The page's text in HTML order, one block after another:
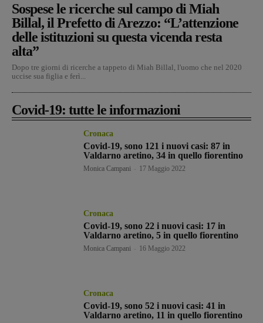
Sospese le ricerche sul campo di Miah
Billal, il Prefetto di Arezzo: “L’attenzione
delle istituzioni su questa vicenda resta
alta”
Dopo tre giorni di ricerche a tappeto di Miah Billal, l'uomo che nel 2020
uccise sua figlia e ferì...
Covid-19: tutte le informazioni
Cronaca
Covid-19, sono 121 i nuovi casi: 87 in
Valdarno aretino, 34 in quello fiorentino
Monica Campani 17 Maggio 2022
Cronaca
Covid-19, sono 22 i nuovi casi: 17 in
Valdarno aretino, 5 in quello fiorentino
Monica Campani 16 Maggio 2022
Cronaca
Covid-19, sono 52 i nuovi casi: 41 in
Valdarno aretino, 11 in quello fiorentino